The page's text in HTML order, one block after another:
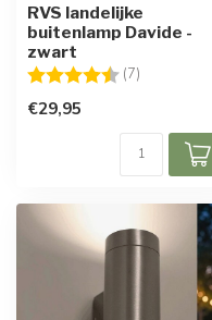
RVS landelijke
buitenlamp Davide -
zwart
Beoordeling: (7)
€29,95